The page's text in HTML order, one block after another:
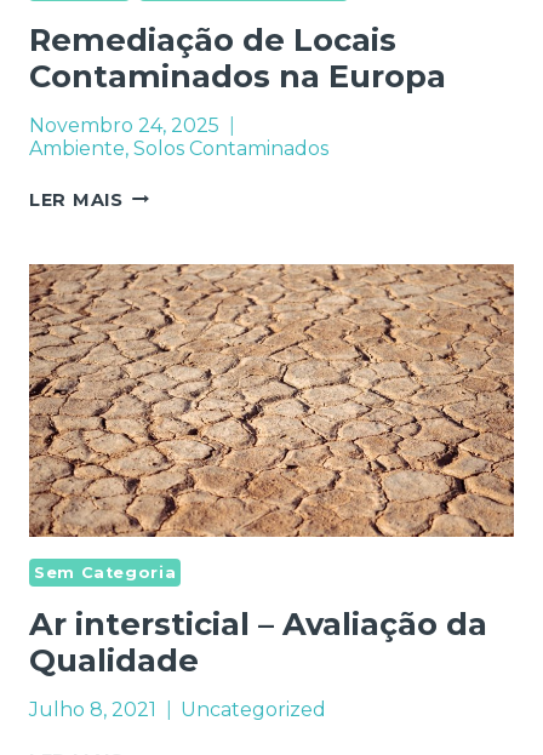
Remediação de Locais
Contaminados na Europa
Novembro 24, 2025
Ambiente, Solos Contaminados
LER MAIS REMEDIAÇÃO
CONTAMINADOS
NA
EUROPA
Sem Categoria
Ar intersticial – Avaliação da
Qualidade
Julho 8, 2021 Uncategorized